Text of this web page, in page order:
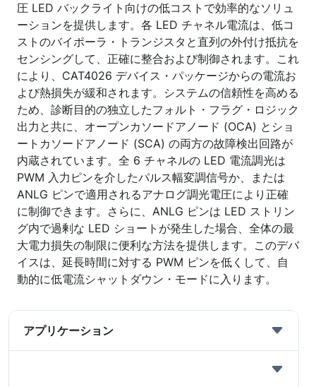
圧 LED バックライト向けの低コストで効率的なソリュ
ーションを提供します。各 LED チャネル電流は、低コ
ストのバイポーラ・トランジスタと直列の外付け抵抗を
センシングして、正確に整合および制御されます。これ
により、CAT4026 デバイス・パッケージからの電流お
よび熱損失が緩和されます。システムの信頼性を高める
ため、診断目的の独立したフォルト・フラグ・ロジック
出力と共に、オープンカソードアノード (OCA) とショ
ートカソードアノード (SCA) の両方の故障検出回路が
内蔵されています。全 6 チャネルの LED 電流調光は
PWM 入力ピンを介したパルス幅変調信号か、または
ANLG ピンで適用されるアナログ調光電圧により正確
に制御できます。さらに、ANLG ピンは LED ストリン
グ内で過剰な LED ショートが発生した場合、全体の最
大電力損失の制限に便利な方法を提供します。このデバ
イスは、延長時間に対する PWM ピンを低くして、自
動的に低電流シャットダウン・モードに入ります。
アプリケーション